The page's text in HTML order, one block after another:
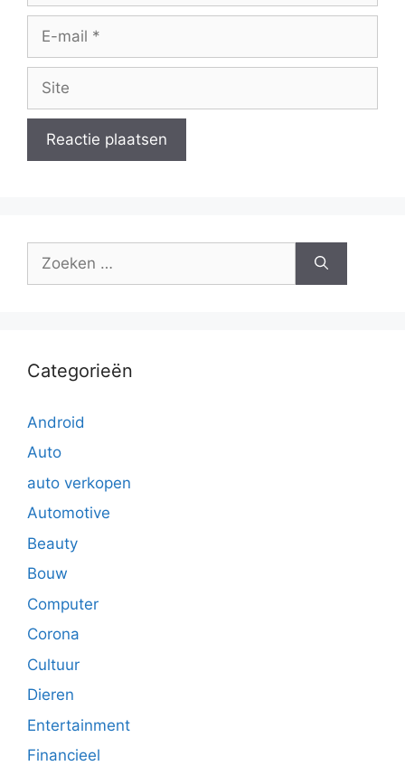
mail
naar:
Categorieën
Android
Auto
auto verkopen
Automotive
Beauty
Bouw
Computer
Corona
Cultuur
Dieren
Entertainment
Financieel